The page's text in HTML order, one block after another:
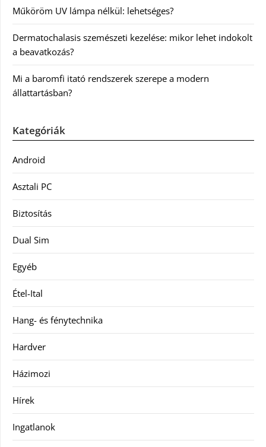
Műköröm UV lámpa nélkül: lehetséges?
Dermatochalasis szemészeti kezelése: mikor lehet indokolt
a beavatkozás?
Mi a baromfi itató rendszerek szerepe a modern
állattartásban?
Kategóriák
Android
Asztali PC
Biztosítás
Dual Sim
Egyéb
Étel-Ital
Hang- és fénytechnika
Hardver
Házimozi
Hírek
Ingatlanok